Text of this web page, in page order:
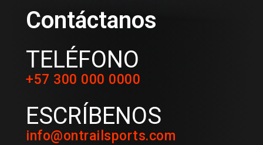
Contáctanos
TELÉFONO
+57 300 000 0000
ESCRÍBENOS
info@ontrailsports.com